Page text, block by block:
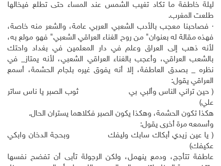
ليلة خاطفة ما تكاد تغيب الشمس عند المساء حتى تطلع فيخالها
طلعت المغرب.
· فصاحبنا معجب بالأدب الشعبي العربي عامة، والشعر منه خاصة،
فهذه مقالة له بعنوان" من روح الغناء العراقي الشعبي" فهو مولع به،
لأنه ذهب إلى العراق وعلم في دار المعلمين في بغداد واحتك
بالشعب العراقي، وأعجب بالغناء العراقي الشعبي، لأنه يمتاز_ في
نظره _ بصدق العاطفة، إلا أنه يفوق غيره بلجام الحشمة، أسمع
العراقي يقول:
( حين تراني الناس وألبي بي ثوب الصبر يا ناس ساتر
علي)
هكذا تكون الحشمة، وهكذا يكون الصبر فكلاهما يستران الحال.
وأسمعه مرة أخرى يقول:
( يا عين زيدي أبكاك سابك وليفك وبحجة الدخان وابكي
عكيفك)
عاطفة تتأجج، ودمع ينهمل، ولكن الرجولة تأبى أن تفضح نفسها